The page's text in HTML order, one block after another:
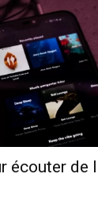
écouter de